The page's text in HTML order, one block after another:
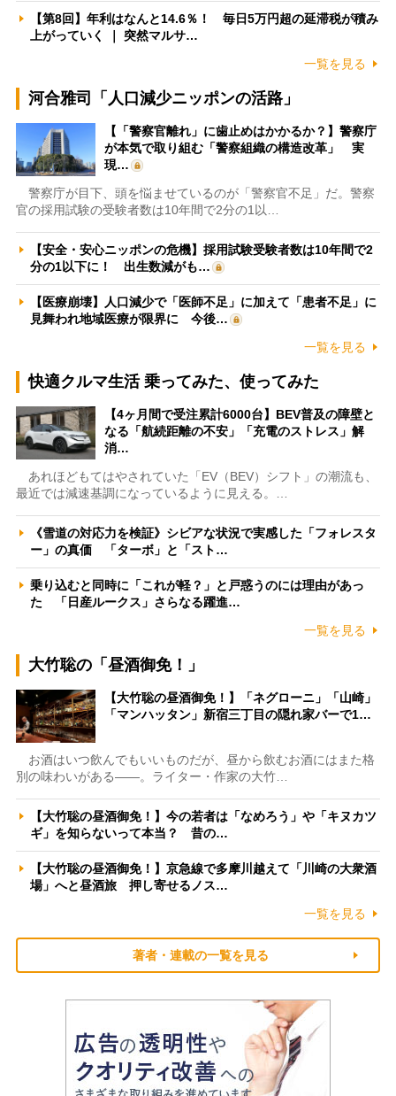
【第8回】年利はなんと14.6％！ 毎日5万円超の延滞税が積み
上がっていく ｜ 突然マルサ…
一覧を見る
河合雅司「人口減少ニッポンの活路」
【「警察官離れ」に歯止めはかかるか？】警察庁
が本気で取り組む「警察組織の構造改革」 実
現…
警察庁が目下、頭を悩ませているのが「警察官不足」だ。警察
官の採用試験の受験者数は10年間で2分の1以…
【安全・安心ニッポンの危機】採用試験受験者数は10年間で2
分の1以下に！ 出生数減がも…
【医療崩壊】人口減少で「医師不足」に加えて「患者不足」に
見舞われ地域医療が限界に 今後…
一覧を見る
快適クルマ生活 乗ってみた、使ってみた
【4ヶ月間で受注累計6000台】BEV普及の障壁と
なる「航続距離の不安」「充電のストレス」解
消…
あれほどもてはやされていた「EV（BEV）シフト」の潮流も、
最近では減速基調になっているように見える。…
《雪道の対応力を検証》シビアな状況で実感した「フォレスタ
ー」の真価 「ターボ」と「スト…
乗り込むと同時に「これが軽？」と戸惑うのには理由があっ
た 「日産ルークス」さらなる躍進…
一覧を見る
大竹聡の「昼酒御免！」
【大竹聡の昼酒御免！】「ネグローニ」「山崎」
「マンハッタン」新宿三丁目の隠れ家バーで1…
お酒はいつ飲んでもいいものだが、昼から飲むお酒にはまた格
別の味わいがある――。ライター・作家の大竹…
【大竹聡の昼酒御免！】今の若者は「なめろう」や「キヌカツ
ギ」を知らないって本当？ 昔の…
【大竹聡の昼酒御免！】京急線で多摩川越えて「川崎の大衆酒
場」へと昼酒旅 押し寄せるノス…
一覧を見る
著者・連載の一覧を見る